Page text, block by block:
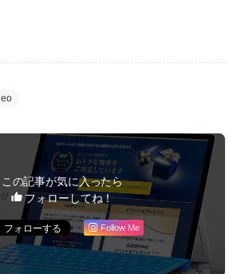
eo
この記事が気に入ったら
フォローしてね！
Follow Me